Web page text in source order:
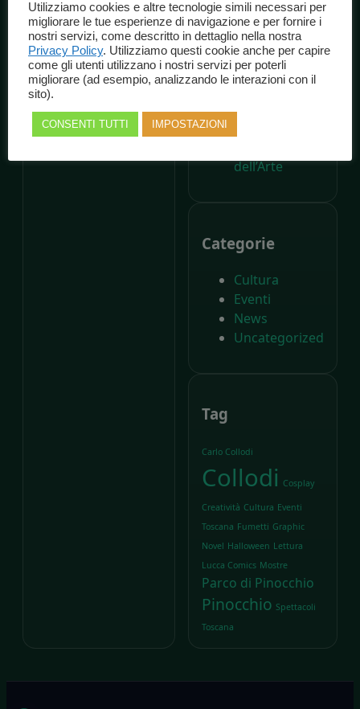
A 200 anni
dalla nascita di
Carlo Collodi,
Il Parco di
Pinocchio
compie
dell’Arte
Categorie
Cultura
Eventi
News
Uncategorized
Tag
Carlo Collodi
Collodi Cosplay
Creatività Cultura Eventi
Toscana Fumetti Graphic
Novel Halloween Lettura
Lucca Comics Mostre
Parco di Pinocchio
Pinocchio Spettacoli
Toscana
Utilizziamo cookies e altre tecnologie simili necessari per
migliorare le tue esperienze di navigazione e per fornire i
nostri servizi, come descritto in dettaglio nella nostra
Privacy Policy. Utilizziamo questi cookie anche per capire
come gli utenti utilizzano i nostri servizi per poterli
migliorare (ad esempio, analizzando le interazioni con il
sito).
CONSENTI TUTTI IMPOSTAZIONI